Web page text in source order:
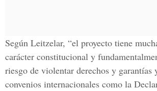
Según Leitzelar, “el proyecto tiene
carácter constitucional y
riesgo de violentar derechos y garantías
convenios internacionales como la